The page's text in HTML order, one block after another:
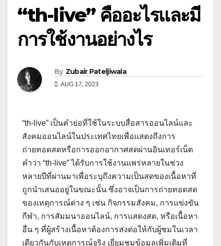
“th-live” คืออะไรและมี
การใช้งานอย่างไร
By Zubair Pateljiwala
AUG 17, 2023
“th-live” เป็นคำย่อที่ใช้ในระบบสื่อสารออนไลน์และ
สังคมออนไลน์ในประเทศไทยเพื่อแสดงถึงการ
ถ่ายทอดสดหรือการออกอากาศสดผ่านอินเทอร์เน็ต
คำว่า “th-live” ได้รับการใช้งานแพร่หลายในช่วง
หลายปีที่ผ่านมาเพื่อระบุถึงความเป็นสดของเนื้อหาที่
ถูกนำเสนออยู่ในขณะนั้น ซึ่งอาจเป็นการถ่ายทอดสด
ของเหตุการณ์ต่าง ๆ เช่น กิจกรรมสังคม, การแข่งขัน
กีฬา, การสัมมนาออนไลน์, การแสดงสด, หรือเนื้อหา
อื่น ๆ ที่ผู้สร้างเนื้อหาต้องการส่งต่อให้กับผู้ชมในเวลา
เดียวกันกับเหตุการณ์จริง เยี่ยมชมข้อมูลเพิ่มเติมที่